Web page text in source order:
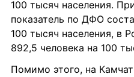
100 тысяч населения.
показатель по ДФО
100 тысяч населения, в
892,5 человека на 100
Помимо этого, на